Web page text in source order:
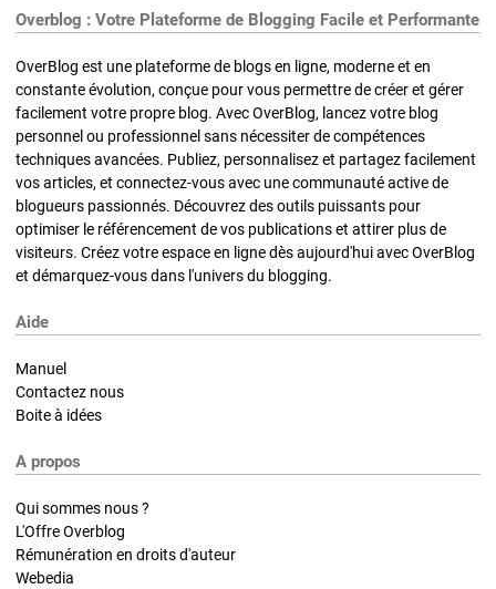
Overblog : Votre Plateforme de Blogging Facile et Performante
OverBlog est une plateforme de blogs en ligne, moderne et en
constante évolution, conçue pour vous permettre de créer et gérer
facilement votre propre blog. Avec OverBlog, lancez votre blog
personnel ou professionnel sans nécessiter de compétences
techniques avancées. Publiez, personnalisez et partagez facilement
vos articles, et connectez-vous avec une communauté active de
blogueurs passionnés. Découvrez des outils puissants pour
optimiser le référencement de vos publications et attirer plus de
visiteurs. Créez votre espace en ligne dès aujourd'hui avec OverBlog
et démarquez-vous dans l'univers du blogging.
Aide
Manuel
Contactez nous
Boite à idées
A propos
Qui sommes nous ?
L'Offre Overblog
Rémunération en droits d'auteur
Webedia